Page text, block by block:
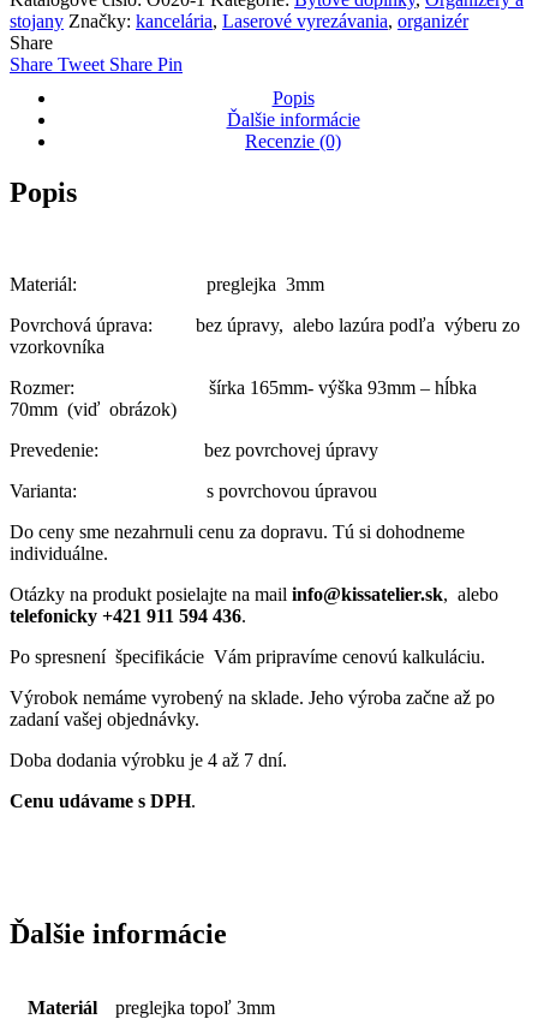
a
telefón
stojany Značky: kancelária, Laserové vyrezávania, organizér
Share
Share Tweet Share Pin
Popis
Ďalšie informácie
Recenzie (0)
Popis
Materiál: preglejka 3mm
Povrchová úprava: bez úpravy, alebo lazúra podľa výberu zo
vzorkovníka
Rozmer: šírka 165mm- výška 93mm – hĺbka
70mm (viď obrázok)
Prevedenie: bez povrchovej úpravy
Varianta: s povrchovou úpravou
Do ceny sme nezahrnuli cenu za dopravu. Tú si dohodneme
individuálne.
Otázky na produkt posielajte na mail info@kissatelier.sk, alebo
telefonicky +421 911 594 436.
Po spresnení špecifikácie Vám pripravíme cenovú kalkuláciu.
Výrobok nemáme vyrobený na sklade. Jeho výroba začne až po
zadaní vašej objednávky.
Doba dodania výrobku je 4 až 7 dní.
Cenu udávame s DPH.
Ďalšie informácie
Materiál preglejka topoľ 3mm